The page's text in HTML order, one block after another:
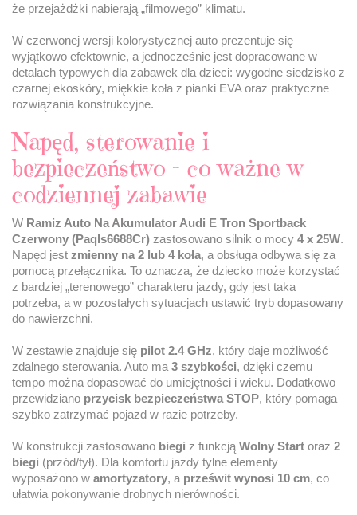
że przejażdżki nabierają „filmowego” klimatu.
W czerwonej wersji kolorystycznej auto prezentuje się
wyjątkowo efektownie, a jednocześnie jest dopracowane w
detalach typowych dla zabawek dla dzieci: wygodne siedzisko z
czarnej ekoskóry, miękkie koła z pianki EVA oraz praktyczne
rozwiązania konstrukcyjne.
Napęd, sterowanie i
bezpieczeństwo – co ważne w
codziennej zabawie
W Ramiz Auto Na Akumulator Audi E Tron Sportback
Czerwony (Paqls6688Cr) zastosowano silnik o mocy 4 x 25W.
Napęd jest zmienny na 2 lub 4 koła, a obsługa odbywa się za
pomocą przełącznika. To oznacza, że dziecko może korzystać
z bardziej „terenowego” charakteru jazdy, gdy jest taka
potrzeba, a w pozostałych sytuacjach ustawić tryb dopasowany
do nawierzchni.
W zestawie znajduje się pilot 2.4 GHz, który daje możliwość
zdalnego sterowania. Auto ma 3 szybkości, dzięki czemu
tempo można dopasować do umiejętności i wieku. Dodatkowo
przewidziano przycisk bezpieczeństwa STOP, który pomaga
szybko zatrzymać pojazd w razie potrzeby.
W konstrukcji zastosowano biegi z funkcją Wolny Start oraz 2
biegi (przód/tył). Dla komfortu jazdy tylne elementy
wyposażono w amortyzatory, a prześwit wynosi 10 cm, co
ułatwia pokonywanie drobnych nierówności.